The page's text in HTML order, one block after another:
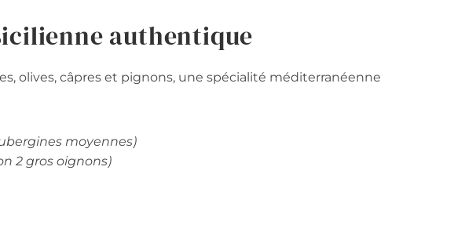
authentique
olives, câpres et pignons, une spécialité méditerranéenne
moyennes)
2 gros oignons)